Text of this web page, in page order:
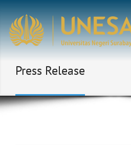
Press Release